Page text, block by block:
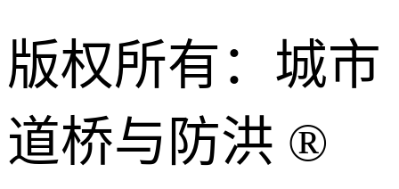
版权所有：城市
道桥与防洪 ®